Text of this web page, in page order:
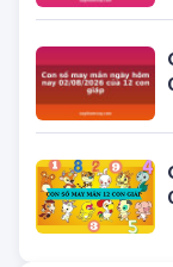
TIN MỚI NHẤT